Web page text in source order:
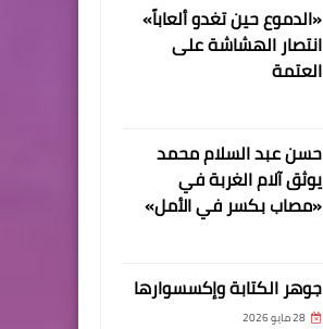
«الدموع حين تغدو ألعاباً»
انتصار الهشاشة على
العتمة
حسن عبد السلام محمد
يوثق آلام الغربة في
«مصاب بكسر في الأمل»
جوهر الكتابة وإكسسوارها
28 مايو 2026